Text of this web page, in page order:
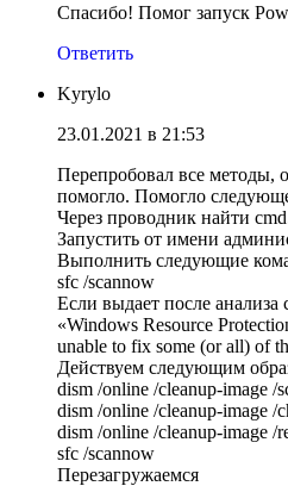
Спасибо! Помог запуск
Ответить
Kyrylo
23.01.2021 в 21:53
Перепробовал все методы,
помогло. Помогло
Через проводник найти
Запустить от имени
Выполнить следующие
sfc /scannow
Если выдает после
«Windows Resource
unable to fix some (or all) of
Действуем следующим
dism /online /cleanup-image /
dism /online /cleanup-image /
dism /online /cleanup-image /
sfc /scannow
Перезагружаемся